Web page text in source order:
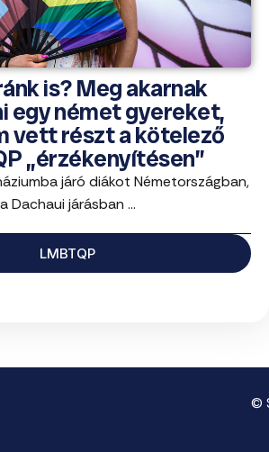
is? Meg akarnak
egy német gyereket,
vett részt a kötelező
„érzékenyítésen”
járó diákot Németországban,
a Dachaui járásban ...
LMBTQP
©